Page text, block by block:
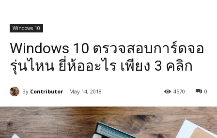
Windows 10
Windows 10 ตรวจสอบการ์ดจอ
รุ่นไหน ยี่ห้ออะไร เพียง 3 คลิก
By Contributor May 14, 2018 0
4570